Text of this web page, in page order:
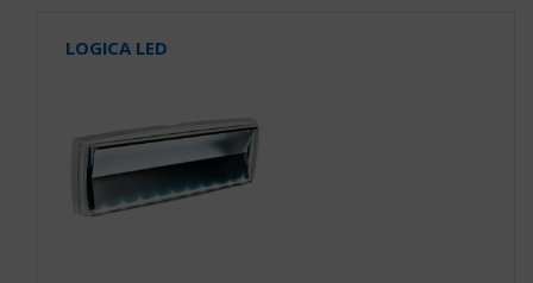
LOGICA LED